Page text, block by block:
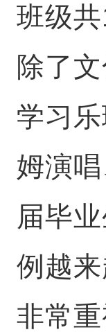
班级共
除了
学习
姆演
届毕
例越
非常